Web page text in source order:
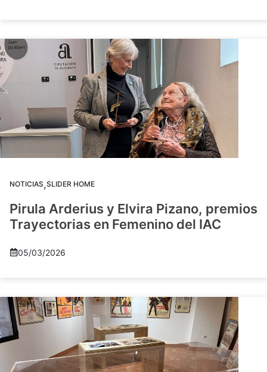
NOTICIAS,SLIDER HOME
Pirula Arderius y Elvira Pizano, premios
Trayectorias en Femenino del IAC
05/03/2026